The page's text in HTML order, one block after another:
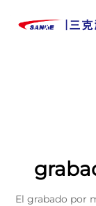
El grabado por